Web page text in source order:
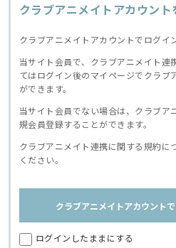
クラブアニメイトアカウン
クラブアニメイトアカウントでログイ
当サイト会員で、クラブアニメイト連
てはログイン後のマイページでクラブ
ができます。
当サイト会員でない場合は、クラブア
規会員登録することができます。
クラブアニメイト連携に関する規約に
ください。
クラブアニメイトアカウント
ログインしたままにする